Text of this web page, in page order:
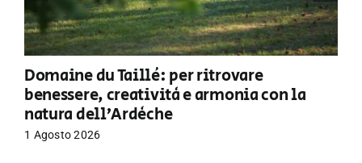
Domaine du Taillé: per ritrovare
benessere, creatività e armonia con la
natura dell’Ardèche
1 Agosto 2026